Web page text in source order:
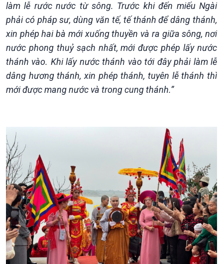
Kinh tế
Tin Kinh tế
Trước giờ mở cửa
Nông nghiệp & Biển đảo
Tin Nông nghiệp & Biển
đảo
làm lễ rước nước từ sông. Trước khi đến miếu Ngài
phải có pháp sư, dùng văn tế, tế thánh để dâng thánh,
xin phép hai bà mới xuống thuyền và ra giữa sông, nơi
nước phong thuỷ sạch nhất, mới được phép lấy nước
thánh vào. Khi lấy nước thánh vào tới đây phải làm lễ
dâng hương thánh, xin phép thánh, tuyên lễ thánh thì
mới được mang nước và trong cung thánh.”